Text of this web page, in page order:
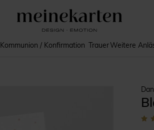
Kommunion / Konfirmation TrauerWeitere